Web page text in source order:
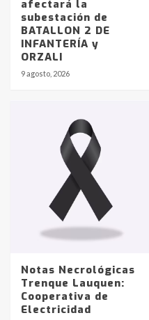
afectará la
subestación de
BATALLON 2 DE
INFANTERÍA y
ORZALI
9 agosto, 2026
Notas Necrológicas
Trenque Lauquen:
Cooperativa de
Electricidad
en la
Accidente
joven de
5
Los precios
La Pampa,
entre 857 a
La Bolsa de